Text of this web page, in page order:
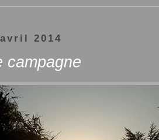
2014
campagne